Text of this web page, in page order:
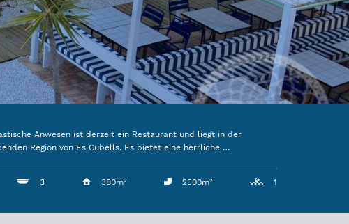
Anwesen ist derzeit ein Restaurant und liegt in der
Region von Es Cubells. Es bietet eine herrliche …
3 380m² 2500m² 1